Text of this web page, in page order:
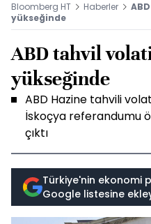
Bloomberg HT Haberler
yükseğinde
ABD tahvil
yükseğinde
ABD Hazine tahvili
İskoçya referandumu
çıktı
Türkiye'nin ekonomi
Google listesine